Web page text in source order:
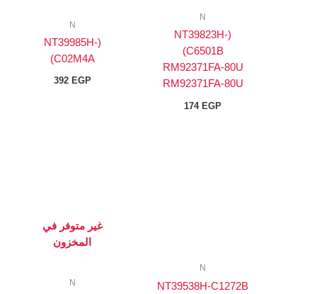
N
(NT39823H-
C6501B)
RM92371FA-80U
RM92371FA-80U
174EGP
N
(NT39985H-
C02M4A)
392 EGP
N
NT39538H-C1272B
غير متوفر في
المخزون
N